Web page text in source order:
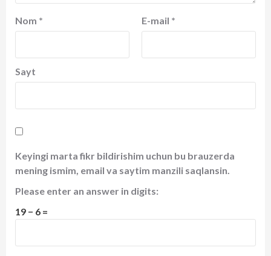
Nom * E-mail *
Sayt
Keyingi marta fikr bildirishim uchun bu brauzerda
mening ismim, email va saytim manzili saqlansin.
Please enter an answer in digits:
19 − 6 =